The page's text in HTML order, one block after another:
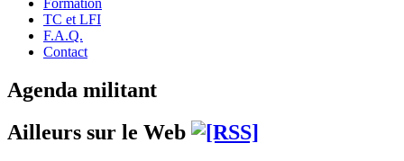
TC et LFI
F.A.Q.
Contact
Agenda militant
Ailleurs sur le Web